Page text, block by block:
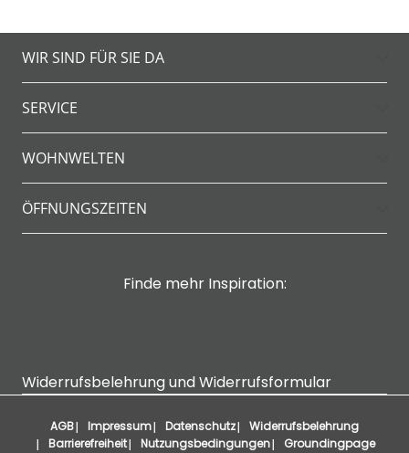
WIR SIND FÜR SIE DA
SERVICE
WOHNWELTEN
ÖFFNUNGSZEITEN
Finde mehr Inspiration:
Widerrufsbelehrung und Widerrufsformular
AGB Impressum Datenschutz
Widerrufsbelehrung
Barrierefreiheit
Nutzungsbedingungen
Groundingpage